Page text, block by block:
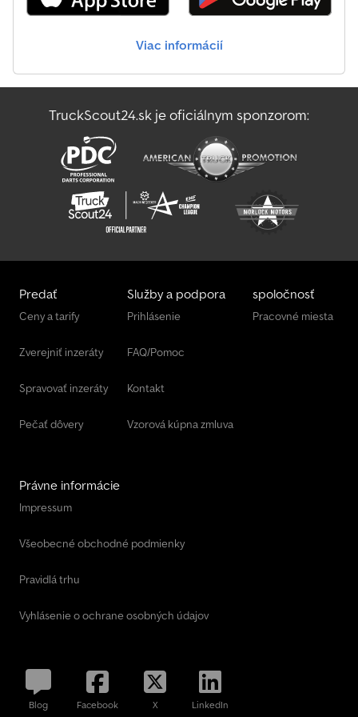
Viac informácií
TruckScout24.sk je oficiálnym sponzorom:
Predať
Ceny a tarify
Zverejniť inzeráty
Spravovať inzeráty
Pečať dôvery
Služby a podpora
Prihlásenie
FAQ/Pomoc
Kontakt
Vzorová kúpna zmluva
spoločnosť
Pracovné miesta
Právne informácie
Impressum
Všeobecné obchodné podmienky
Pravidlá trhu
Vyhlásenie o ochrane osobných údajov
Blog Facebook X LinkedIn